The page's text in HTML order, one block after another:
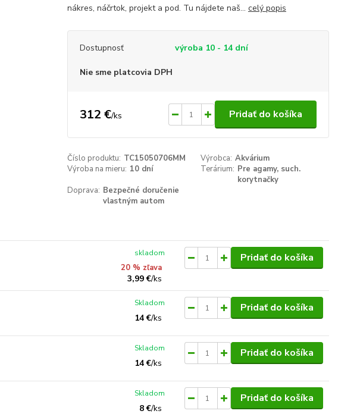
nákres, náčrtok, projekt a pod. Tu nájdete naš... celý popis
Dostupnosť výroba 10 - 14 dní
Nie sme platcovia DPH
312 €/ks Pridať do košíka
Číslo produktu: TC15050706MM Výrobca: Akvárium
Výroba na mieru: 10 dní Terárium: Pre agamy, such.
korytnačky
Doprava: Bezpečné doručenie
vlastným autom
20 % zľava
3,99 €/ks
skladom Pridať do košíka
14 €/ks
Skladom Pridať do košíka
14 €/ks
Skladom Pridať do košíka
8 €/ks
Skladom Pridať do košíka